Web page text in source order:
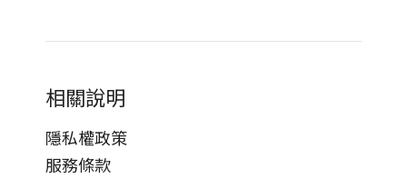
相關說明
隱私權政策
服務條款